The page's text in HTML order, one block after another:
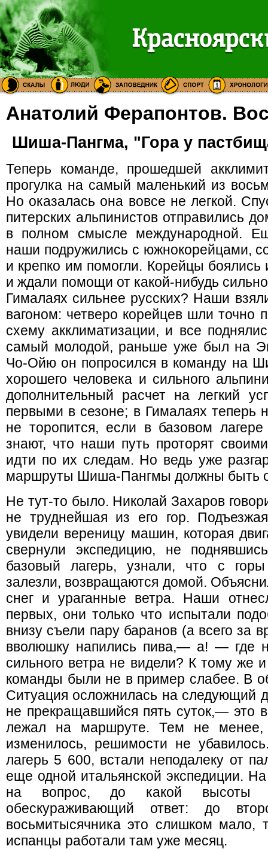
Анатолий Ферапонтов.
Шиша-Пангма, "Гора у
Теперь команде, прошедшей
прогулка на самый маленький из
Но оказалась она вовсе не легкой.
питерских альпинистов отправились
в полном смысле международной.
наши подружились с южнокорейцами,
и крепко им помогли. Корейцы боялись
и ждали помощи от какой-нибудь
Гималаях сильнее русских? Наши
вагоном: четверо корейцев шли точно
схему акклиматизации, и все
самый молодой, раньше уже был на
Чо-Ойю он попросился в команду на
хорошего человека и сильного
дополнительный расчет на легкий
первыми в сезоне; в Гималаях теперь
не торопится, если в базовом
знают, что наши путь проторят
идти по их следам. Но ведь уже
маршруты Шиша-Пангмы должны быть
Не тут-то было. Николай Захаров
не труднейшая из его гор.
увидели вереницу машин, которая
свернули экспедицию, не
базовый лагерь, узнали, что с
залезли, возвращаются домой.
снег и ураганные ветра. Наши
первых, они только что испытали
внизу съели пару баранов (а всего за
вволюшку напились пива,— а! — где
сильного ветра не видели? К тому же
команды были не в пример слабее. В
Ситуация осложнилась на следующий
не прекращавшийся пять суток,— это
лежал на маршруте. Тем не менее,
изменилось, решимости не
лагерь 5 600, встали неподалеку от
еще одной итальянской экспедиции.
на вопрос, до какой высоты
обескураживающий ответ: до
восьмитысячника это слишком мало,
испанцы работали там уже месяц.